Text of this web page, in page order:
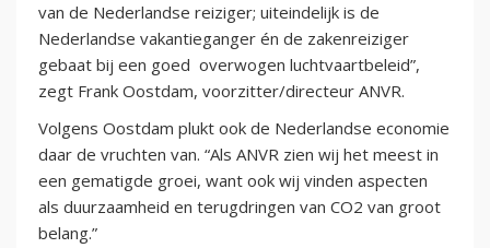
van de Nederlandse reiziger; uiteindelijk is de
Nederlandse vakantieganger én de zakenreiziger
gebaat bij een goed overwogen luchtvaartbeleid”,
zegt Frank Oostdam, voorzitter/directeur ANVR.
Volgens Oostdam plukt ook de Nederlandse economie
daar de vruchten van. “Als ANVR zien wij het meest in
een gematigde groei, want ook wij vinden aspecten
als duurzaamheid en terugdringen van CO2 van groot
belang.”